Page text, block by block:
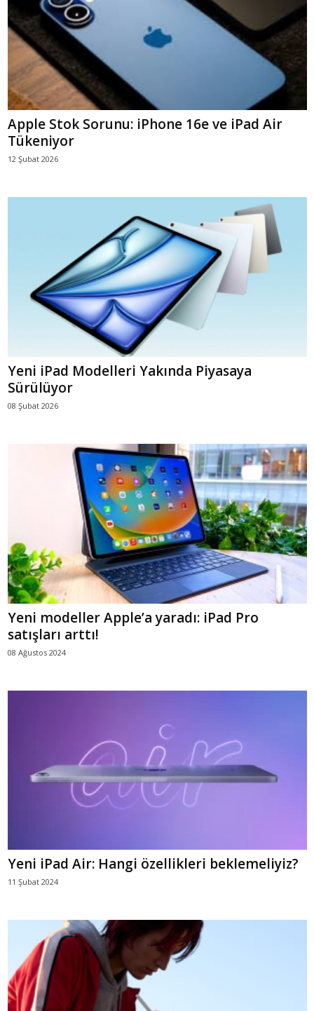
Apple Stok Sorunu: iPhone 16e ve iPad Air
Tükeniyor
12 Şubat 2026
Yeni iPad Modelleri Yakında Piyasaya
Sürülüyor
08 Şubat 2026
Yeni modeller Apple’a yaradı: iPad Pro
satışları arttı!
08 Ağustos 2024
Yeni iPad Air: Hangi özellikleri beklemeliyiz?
11 Şubat 2024